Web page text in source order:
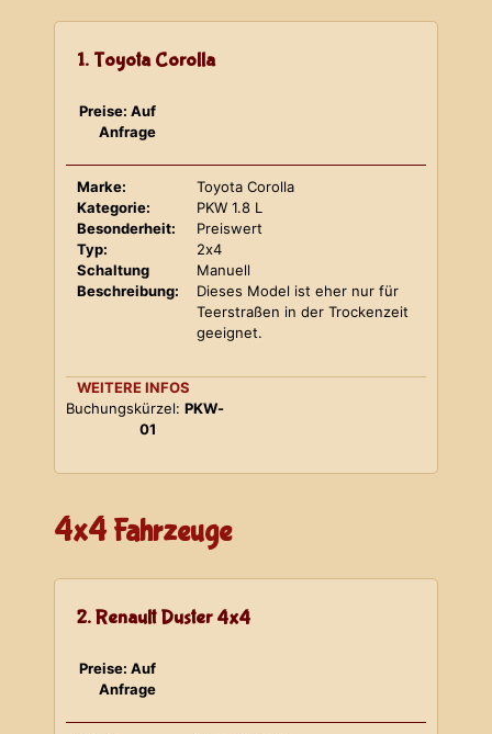
1. Toyota Corolla
Preise: Auf
Anfrage
Marke:
Toyota Corolla
Kategorie:
PKW 1.8 L
Besonderheit:
Preiswert
Typ:
2x4
Schaltung
Manuell
Beschreibung:
Dieses Model ist eher nur für
Teerstraßen in der Trockenzeit
geeignet.
WEITERE INFOS
Buchungskürzel: PKW-
01
4x4 Fahrzeuge
2. Renault Duster 4x4
Preise: Auf
Anfrage